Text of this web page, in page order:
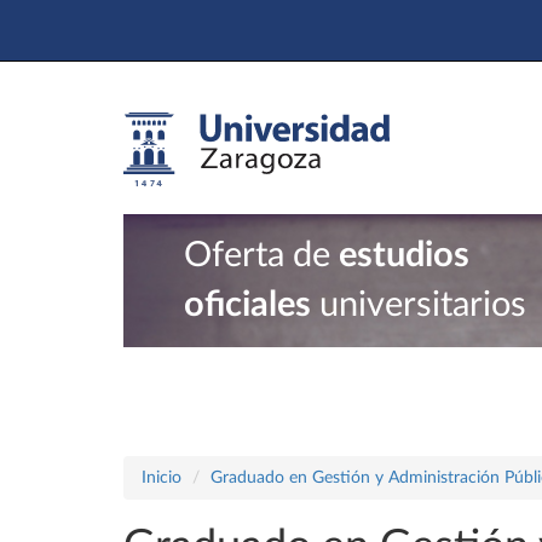
Oferta de estudios
oficiales universitarios
Inicio Graduado en Gestión y Administración